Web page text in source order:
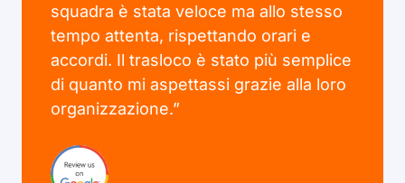
squadra è stata veloce ma allo stesso
tempo attenta, rispettando orari e
accordi. Il trasloco è stato più semplice
di quanto mi aspettassi grazie alla loro
organizzazione.”